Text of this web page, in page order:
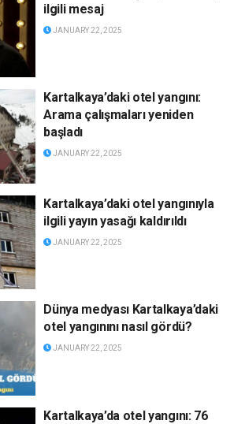
ilgili mesaj
JANUARY 22, 2025
Kartalkaya’daki otel yangını:
Arama çalışmaları yeniden
başladı
JANUARY 22, 2025
Kartalkaya’daki otel yangınıyla
ilgili yayın yasağı kaldırıldı
JANUARY 22, 2025
Dünya medyası Kartalkaya’daki
otel yangınını nasıl gördü?
JANUARY 22, 2025
Kartalkaya’da otel yangını: 76